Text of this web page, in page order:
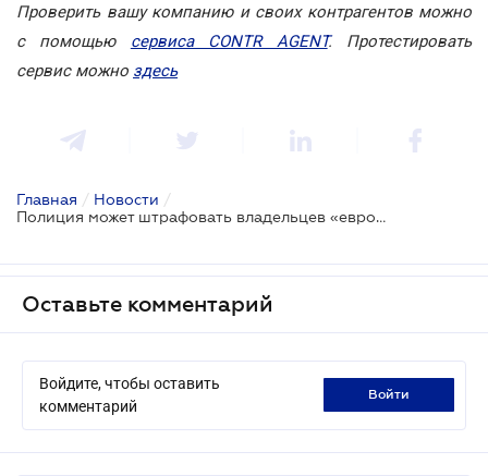
Проверить вашу компанию и своих контрагентов можно
с помощью сервиса CONTR AGENT. Протестировать
сервис можно здесь
Главная / Новости /
Полиция может штрафовать владельцев «евроблях» – Нефедов
Оставьте комментарий
Войдите, чтобы оставить
комментарий
войти